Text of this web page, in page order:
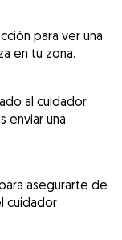
para ver una
en tu zona.
al cuidador
enviar una
asegurarte de
cuidador